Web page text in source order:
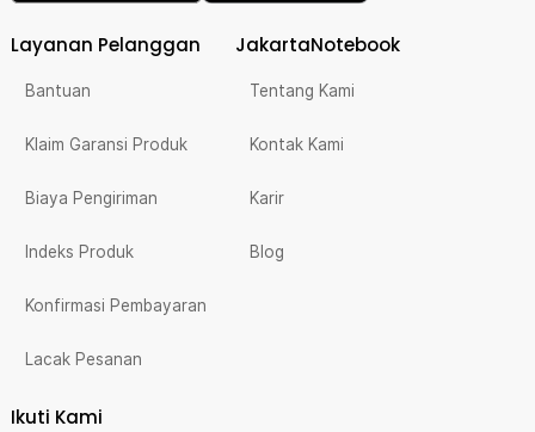
Layanan Pelanggan
Bantuan
Klaim Garansi Produk
Biaya Pengiriman
Indeks Produk
Konfirmasi Pembayaran
Lacak Pesanan
JakartaNotebook
Tentang Kami
Kontak Kami
Karir
Blog
Ikuti Kami